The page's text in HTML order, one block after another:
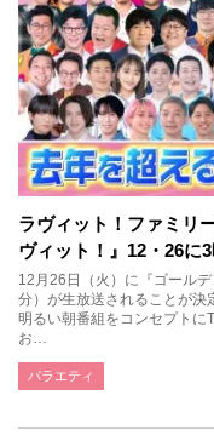
ラヴィット！ファミリ
ヴィット！』12・26に
12月26日（火）に『ゴール
分）が生放送されることが決
明るい朝番組をコンセプトに
お…
バラエティ